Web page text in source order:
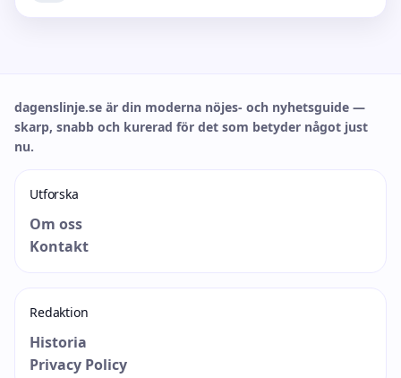
dagenslinje.se är din moderna nöjes- och nyhetsguide —
skarp, snabb och kurerad för det som betyder något just
nu.
Utforska
Om oss
Kontakt
Redaktion
Historia
Privacy Policy